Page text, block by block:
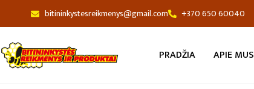
bitininkystesreikmenys@gmail.com +370 650 60040
PRADŽIA APIE MUS